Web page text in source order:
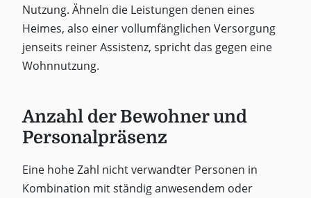
Nutzung. Ähneln die Leistungen denen eines
Heimes, also einer vollumfänglichen Versorgung
jenseits reiner Assistenz, spricht das gegen eine
Wohnnutzung.
Anzahl der Bewohner und
Personalpräsenz
Eine hohe Zahl nicht verwandter Personen in
Kombination mit ständig anwesendem oder